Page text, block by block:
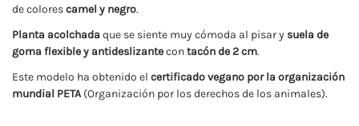
de colorescamel y negro.
Planta acolchada que se siente muy cómoda al pisar y suela de
goma flexible y antideslizantecontacón de 2 cm.
Este modelo ha obtenido el certificado vegano por la organización
mundial PETA(Organización por los derechos de los animales).